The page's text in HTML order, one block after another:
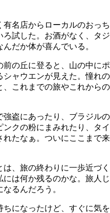
名店からローカルのおっち
試した。お酒がなく、タジ
だか体が喜んでいる。
の丘に登ると、山の中にポ
シャウエンが見えた。憧れの
これまでの旅やこれからの
強盗にあったり、ブラジルの
クの粉にまみれたり、タイ
たなぁ。ついにここまで来
、旅の終わりに一歩近づく
は何か残るのかな。旅人じ
るんだろう。
になったけど、すぐに気を